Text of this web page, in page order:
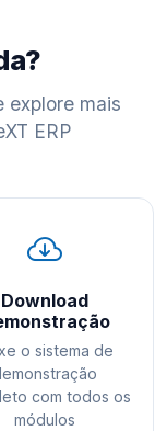
explore mais
ERP
Download
o sistema de
com todos os
módulos